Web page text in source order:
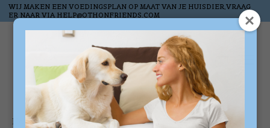
WIJ MAKEN EEN VOEDINGSPLAN OP MAAT VAN JE HUISDIER,VRAAG
ER NAAR VIA HELP@OTHONFRIENDS.COM
Verlanglijst
Home / Tags huisdierenbank